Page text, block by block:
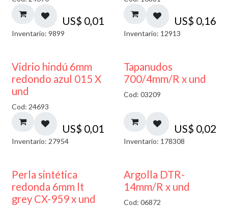
US$ 0,01
Inventario: 9899
US$ 0,16
Inventario: 12913
40% DESCUENTO
Vidrio hindú 6mm
redondo azul 015 X
und
Cod: 24693
US$ 0,01
Inventario: 27954
Tapanudos
700/4mm/R x und
Cod: 03209
US$ 0,02
Inventario: 178308
Perla sintética
redonda 6mm lt
grey CX-959 x und
Argolla DTR-
14mm/R x und
Cod: 06872